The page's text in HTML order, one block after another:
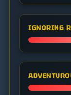
IGNORING